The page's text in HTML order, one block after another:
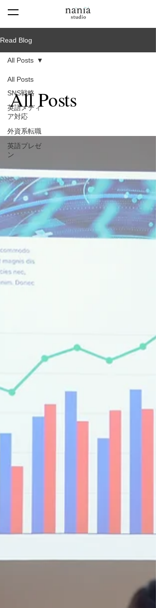
Read Blog
All Posts
SNS戦略
英語メディ
ア対応
外資系転職
英語プレゼ
ン
All Posts
All Posts